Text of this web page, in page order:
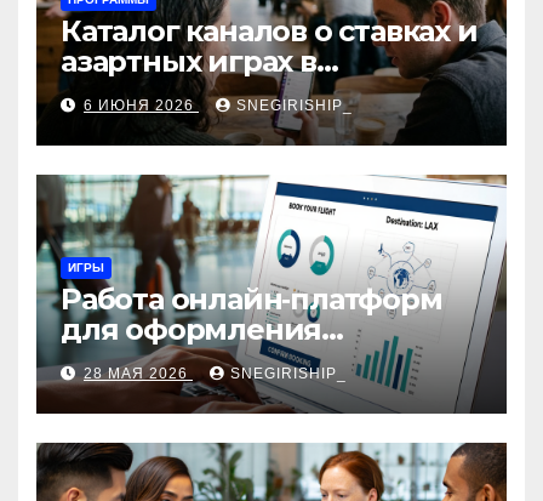
Каталог каналов о ставках и
азартных играх в
мессенджерах
6 ИЮНЯ 2026 SNEGIRISHIP_
ИГРЫ
Работа онлайн‑платформ
для оформления
авиабилетов: алгоритмы,
сборы и безопасность
28 МАЯ 2026 SNEGIRISHIP_